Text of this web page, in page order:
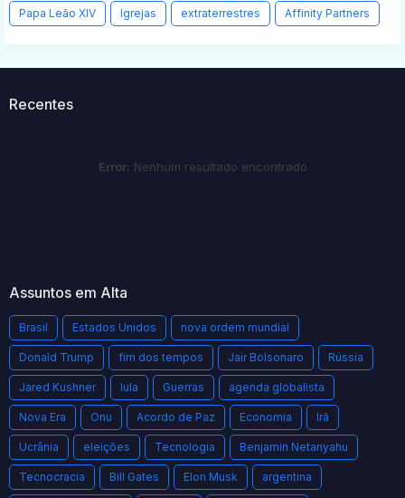
Papa Leão XIV Igrejas extraterrestres Affinity Partners
Recentes
Error: Nenhum resultado encontrado
Assuntos em Alta
Brasil Estados Unidos nova ordem mundial
Donald Trump fim dos tempos Jair Bolsonaro Rússia
Jared Kushner lula Guerras agenda globalista
Nova Era Onu Acordo de Paz Economia Irã
Ucrânia eleições Tecnologia Benjamin Netanyahu
Tecnocracia Bill Gates Elon Musk argentina